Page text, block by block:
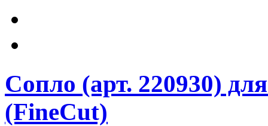
Сопло (арт. 220930)
(FineCut)